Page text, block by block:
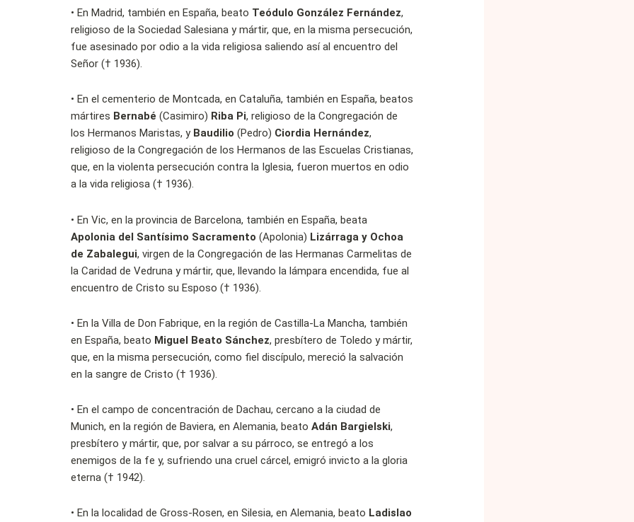
• En Madrid, también en España, beato Teódulo González Fernández,
religioso de la Sociedad Salesiana y mártir, que, en la misma persecución,
fue asesinado por odio a la vida religiosa saliendo así al encuentro del
Señor († 1936).
• En el cementerio de Montcada, en Cataluña, también en España, beatos
mártires Bernabé (Casimiro) Riba Pi, religioso de la Congregación de
los Hermanos Maristas, y Baudilio (Pedro) Ciordia Hernández,
religioso de la Congregación de los Hermanos de las Escuelas Cristianas,
que, en la violenta persecución contra la Iglesia, fueron muertos en odio
a la vida religiosa († 1936).
• En Vic, en la provincia de Barcelona, también en España, beata
Apolonia del Santísimo Sacramento (Apolonia) Lizárraga y Ochoa
de Zabalegui, virgen de la Congregación de las Hermanas Carmelitas de
la Caridad de Vedruna y mártir, que, llevando la lámpara encendida, fue al
encuentro de Cristo su Esposo († 1936).
• En la Villa de Don Fabrique, en la región de Castilla-La Mancha, también
en España, beato Miguel Beato Sánchez, presbítero de Toledo y mártir,
que, en la misma persecución, como fiel discípulo, mereció la salvación
en la sangre de Cristo († 1936).
• En el campo de concentración de Dachau, cercano a la ciudad de
Munich, en la región de Baviera, en Alemania, beato Adán Bargielski,
presbítero y mártir, que, por salvar a su párroco, se entregó a los
enemigos de la fe y, sufriendo una cruel cárcel, emigró invicto a la gloria
eterna († 1942).
• En la localidad de Gross-Rosen, en Silesia, en Alemania, beato Ladislao